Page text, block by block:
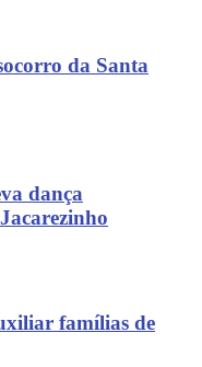
da Santa
dança
famílias de